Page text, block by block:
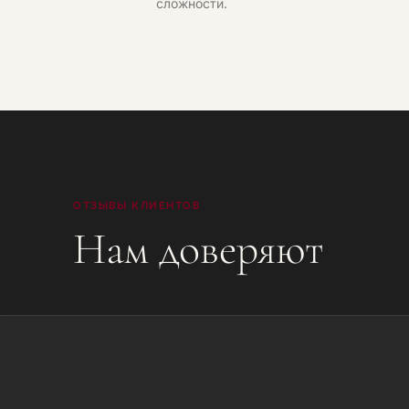
сложности.
ОТЗЫВЫ КЛИЕНТОВ
Нам доверяют